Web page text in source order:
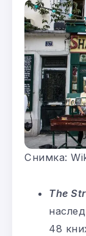
Снимка:
The
48